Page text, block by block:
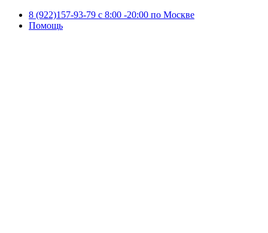
8 (922)157-93-79 c 8:00 -20:00 по Москве
Помощь